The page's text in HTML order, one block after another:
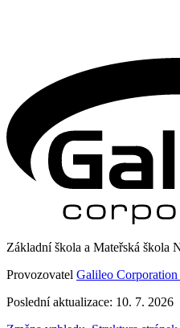
Základní škola a Mateřská škola
Provozovatel Galileo Corporation
Poslední aktualizace: 10. 7. 2026